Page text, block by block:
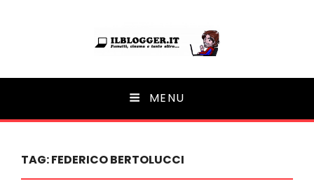
Ilblogger.it
Il portalino di blog | MENU
TAG:FEDERICO BERTOLUCCI